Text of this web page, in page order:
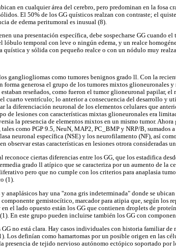
en cualquier área del cerebro, pero predominan en la fosa
El 50% de los GG quísticos realzan con contraste; el
de edema peritumoral es inusual (8).
una presentación específica, debe sospecharse GG cuando
lóbulo temporal con leve o ningún edema, y un realce
quística y sólida con pequeño realce o con un nódulo muy
gangliogliomas como tumores benignos grado ll. Con la
forma generosa el grupo de los tumores mixtos glioneuronales
reseñados, como fueron el tumor glioneuronal papilar,
cuarto ventrículo; lo anterior a consecuencia del desarrollo y
la diferenciación neuronal de los elementos celulares que
de lesiones con características mixtas glioneuronales era
la presencia de elementos mixtos en un mismo tumor.
como PGP 9.5, NeuN, MAP2, PC_BMP y NRP/B,
neuronal específica (NSE) y los neurofilamento (NF), así
observar estas características en lesiones otrora consideradas
reconoce ciertas diferencias entre los GG, que los estadifica
grado ll atípico que se caracteriza por un aumento de la
pero que no cumple con los criterios para anaplasia
(1).
anaplásicos hay una "zona gris indeterminada" donde se
gemistocítico, marcador para atipia que, según los
el lado opuesto están los GG que contienen droplets de
En este grupo pueden incluirse también los GG con
GG no está clara. Hay casos individuales con historia familiar de
Los definían como hamartomas por un posible origen en las
presencia de tejido nervioso autónomo ectópico soportado